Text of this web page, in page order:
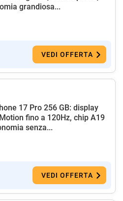
grandiosa...
VEDI OFFERTA
17 Pro 256 GB: display
fino a 120Hz, chip A19
senza...
VEDI OFFERTA